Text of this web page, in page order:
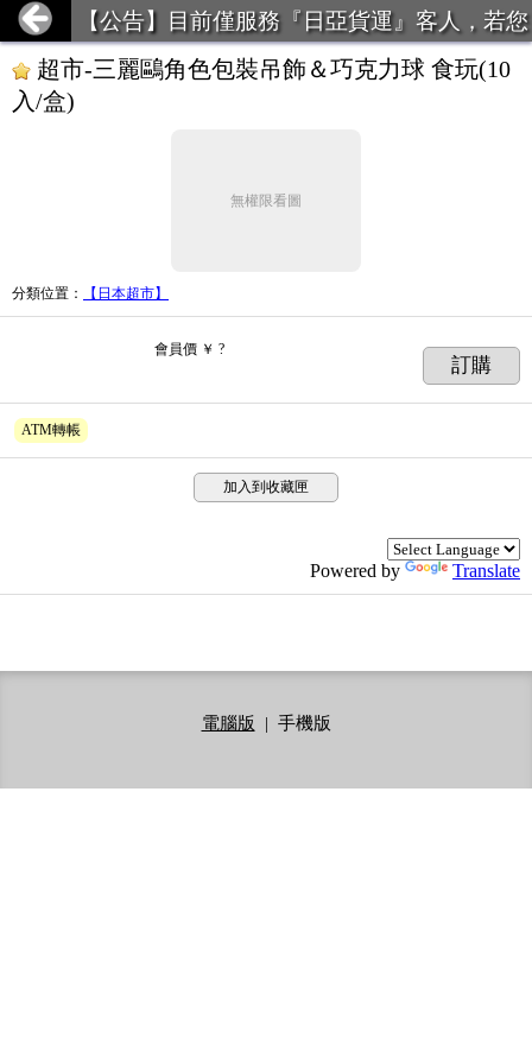
【公告】目前僅服務『日亞貨運』客人，若您
前月使用貨運未達50kg，請勿下單。
超市-三麗鷗角色包裝吊飾＆巧克力球 食玩(10
入/盒)
無權限看圖
分類位置 ： 【日本超市】
會員價 ￥ ?
訂購
ATM轉帳
加入到收藏匣
Powered by Translate
電腦版 | 手機版